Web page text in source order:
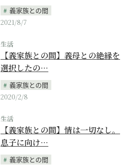
義家族との間
2021/8/7
生活
【義家族との間】義母との絶縁を
選択したの…
義家族との間
2020/2/8
生活
【義家族との間】情は一切なし。
息子に向け…
義家族との間